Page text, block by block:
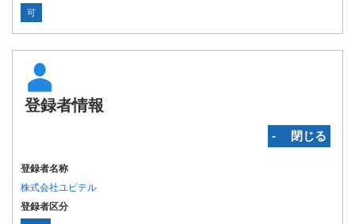
可
登録者情報
‐ 閉じる
登録者名称
株式会社ユピテル
登録者区分